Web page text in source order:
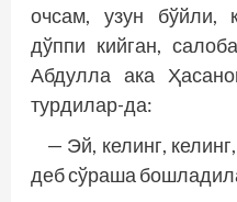
очсам, узун бўйли,
дўппи кийган,
Абдулла ака
турдилар-да:
— Эй, келинг,
деб сўраша